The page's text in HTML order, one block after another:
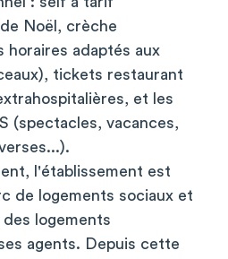
Noël, crèche
horaires adaptés aux
tickets restaurant
et les
(spectacles, vacances,
l'établissement est
de logements sociaux et
des logements
agents. Depuis cette